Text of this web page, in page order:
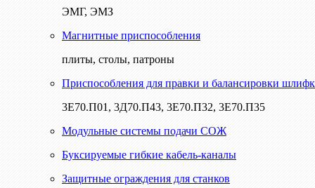
ЭМГ, ЭМЗ
Магнитные приспособления
плиты, столы, патроны
Приспособления для правки и балансировки
3Е70.П01, 3Д70.П43, 3Е70.П32, 3Е70.П35
Модульные системы подачи СОЖ
Буксируемые гибкие кабель-каналы
Защитные ограждения для станков